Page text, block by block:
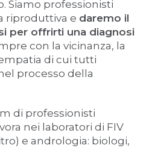
Siamo professionisti
riproduttiva e daremo il
per offrirti una diagnosi
con la vicinanza, la
di cui tutti
processo della
di professionisti
nei laboratori di FIV
e andrologia: biologi,